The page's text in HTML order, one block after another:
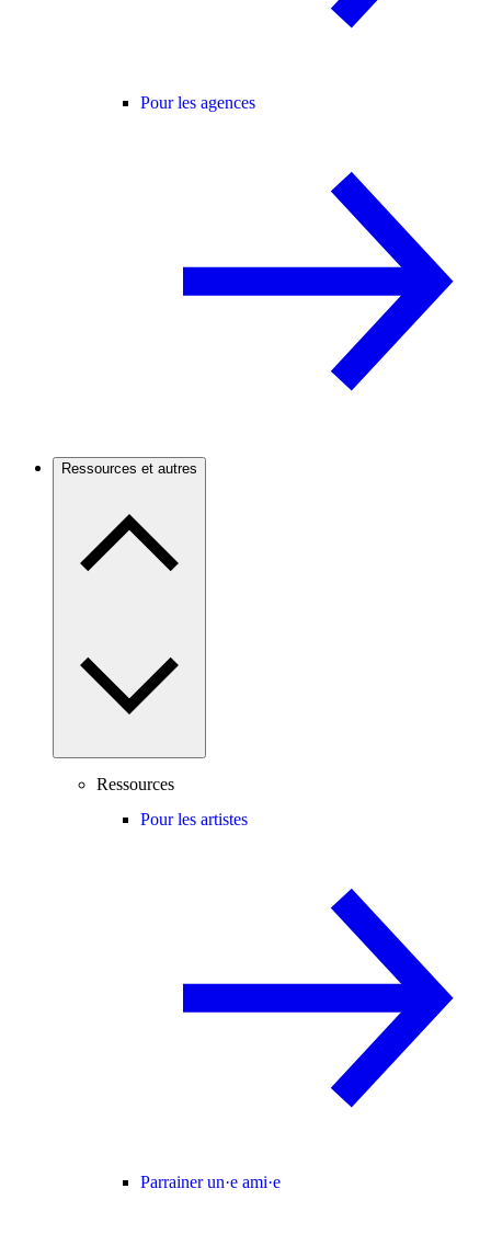
Pour les agences
Ressources et autres
Ressources
Pour les artistes
Parrainer un·e ami·e